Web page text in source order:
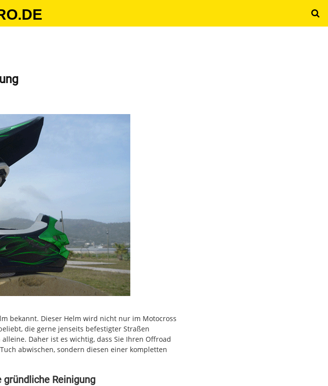
bekannt. Dieser Helm wird nicht nur im Motocross
die gerne jenseits befestigter Straßen
Daher ist es wichtig, dass Sie Ihren Offroad
abwischen, sondern diesen einer kompletten
Reinigung